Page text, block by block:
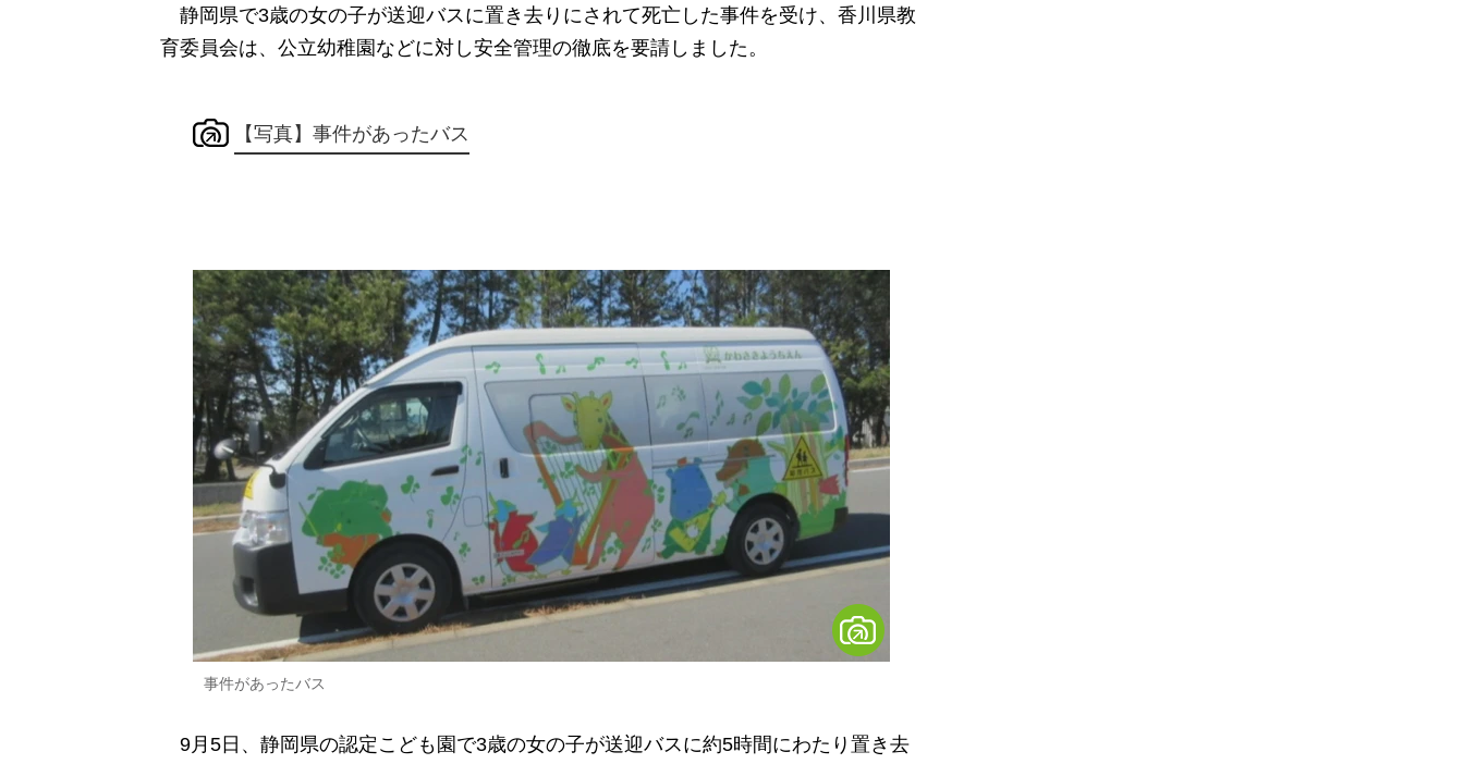
静岡県で3歳の女の子が送迎バスに置き去りにされて死亡した事件を受け、香川県教
育委員会は、公立幼稚園などに対し安全管理の徹底を要請しました。
【写真】事件があったバス
事件があったバス
9月5日、静岡県の認定こども園で3歳の女の子が送迎バスに約5時間にわたり置き去